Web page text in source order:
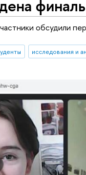
обсудили
исследования и